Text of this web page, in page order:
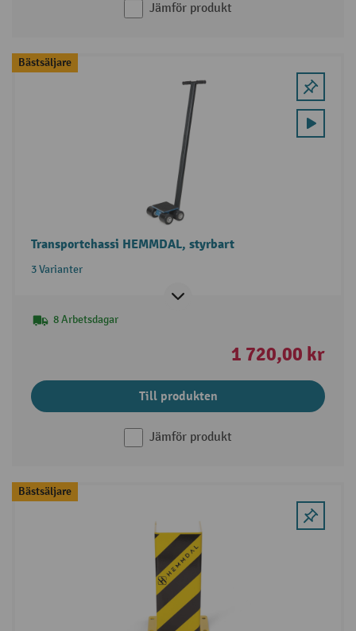
Jämför produkt
Bästsäljare
Transportchassi HEMMDAL, styrbart
3 Varianter
8 Arbetsdagar
1 720,00 kr
Till produkten
Jämför produkt
Bästsäljare